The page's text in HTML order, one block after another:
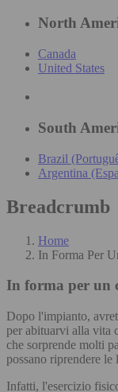
North
Canada
United States
South
Brazil
Argentina
Breadcrumb
Home
In Forma Per
In forma per un
Dopo l'impianto,
per abituarvi alla vita
che sorprende molti
possano riprendere
Infatti, l'esercizio